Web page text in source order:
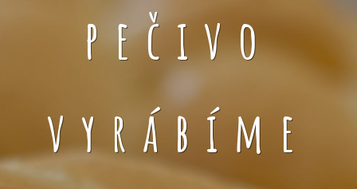
pečivo
vyrábíme